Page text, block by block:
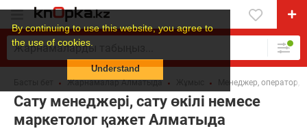
By continuing to use this website, you agree to
the use of cookies.
Understand
Жарнамалар Алматыда Менеджер, оператор,
Сату менеджері, сату өкілі немесе
маркетолог қажет Алматыда